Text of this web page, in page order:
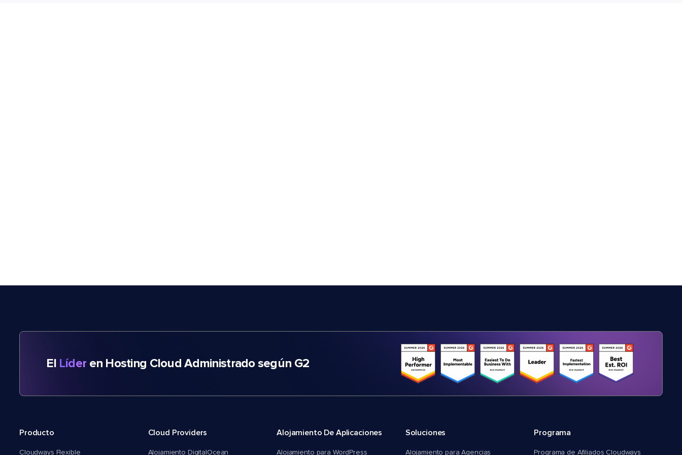
El Líder en Hosting Cloud Administrado según G2
Producto
Cloudways Flexible
Cloud Providers
Alojamiento DigitalOcean
Alojamiento De Aplicaciones
Alojamiento para WordPress
Soluciones
Alojamiento para Agencias
Programa
Programa de Afiliados Cloudways